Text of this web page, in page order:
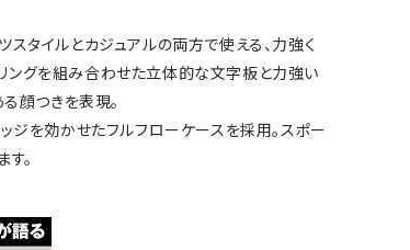
タイルとカジュアルの両方で使える、力強く
ングを組み合わせた立体的な文字板と力強い
顔つきを表現。
ジを効かせたフルフローケースを採用。スポー
。